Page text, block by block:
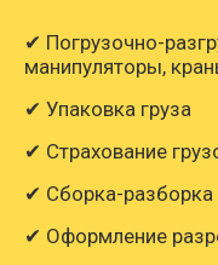
✔ Погрузочно-
манипуляторы,
✔ Упаковка груза
✔ Страхование
✔ Сборка-
✔ Оформление